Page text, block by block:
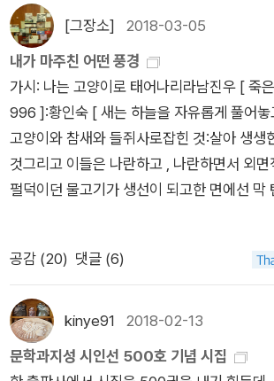
하는 한국 뮤지션이 있었던가. Byul 생각도 스
각이 들게 만들었다는 것 자체가 이 뮤지션의
알리는 방증이지. 키치적이면서도 이런 스타
선보였던 Sufjan Stevens 생각도 잠시 났다
[Illinois](2005)는 필청 음반 비 오는 날 들으
~ 최근 한국에서 입소문 인기였던 퀴어 영
Name>에 그의 곡이 많이 들어갔다. 영화 음
했는데 역시 이런 뮤지션의 곡을 넣을 정도
만에 순방향 좌석의 기차를 탔다. 안녕, 반짝반짝, 바다, 사람...
휴식 후 밖으로.... 허름한 밥 & 술집에 낙
어나 바다 구경하고 반신욕하며 시집 읽기 「
생운동을 했던 순수문학을 했든 이런 시들
계를 키워갔다고 그들의 한국문학자체가 폄
가? 마찬가지로 어두운 시라거나 풍자한다는
서 문학에서도 꺼려져서는 안된다.이 출판
소재나 일상의 일들을 감정적으로 승화시켜
체가 시원스러워 흥미롭다.긴 시들은 아니
들이 시를 쓰며 인간에 대한 감정와 자연에
자들이 때로는 날카롭게 식탁위의 물고기를
인 자연과 감정을 통해 시를 쓴 탓인지 시가
하다고나 할까?문학을 전공한 이가 아닌데도
고나할까?정현종의 ' 떨어져도 튀는 공처럼'
고양이로 태어나리라라'던가 '가시'가 사회부
있다면 낭만적 시인들인 여전히 낭만적인 시
[그장소] 2018-03-05
내가 마주친 어떤 풍경
가시: 나는 고양이로 태어나리라남진우 [ 죽
996 ]:황인숙 [ 새는 하늘을 자유롭게 풀어
고양이와 참새와 들쥐사로잡힌 것:살아 생생
것그리고 이들은 나란하고 , 나란하면서 외
펄덕이던 물고기가 생선이 되고한 면에선 막
탁에 올라 제 가시를 온전히 보여주고고양이
럼 뛰어다녀눈을 돌리면 물고기 휙 잡아 챌 수
늘 아침은 그것들을 마주하는 내가 있지나는
아 ㅡ#문학과지성사#내가그대를불렀기때문
시#나는고양이로태어나리라#황인숙_시#문
공감 (20) 댓글 (6)
kinye91 2018-02-13
문학과지성 시인선 500호 기념 시집